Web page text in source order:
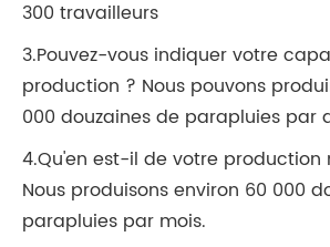
300 travailleurs
3.Pouvez-vous indiquer votre
production ? Nous pouvons
000 douzaines de parapluies par
4.Qu'en est-il de votre production
Nous produisons environ 60 000
parapluies par mois.